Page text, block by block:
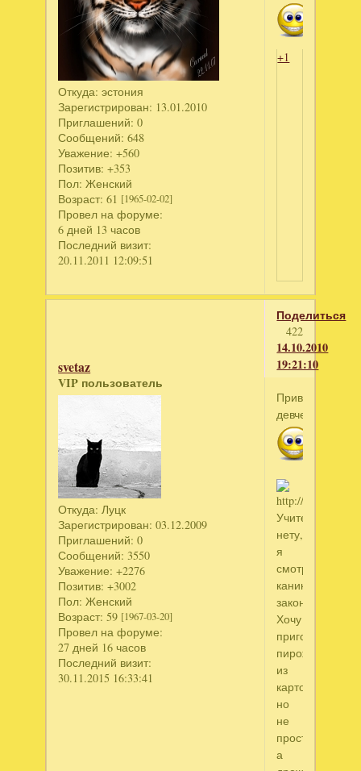
Откуда: эстония
Зарегистрирован: 13.01.2010
Приглашений: 0
Сообщений: 648
Уважение: +560
Позитив: +353
Пол: Женский
Возраст: 61 [1965-02-02]
Провел на форуме:
6 дней 13 часов
Последний визит:
20.11.2011 12:09:51
+1
Поделиться
422
14.10.2010
19:21:10
svetaz
VIP пользователь
Откуда: Луцк
Зарегистрирован: 03.12.2009
Приглашений: 0
Сообщений: 3550
Уважение: +2276
Позитив: +3002
Пол: Женский
Возраст: 59 [1967-03-20]
Провел на форуме:
27 дней 16 часов
Последний визит:
30.11.2015 16:33:41
Привет,
девченки
Учителя
нету,
я
смотрю,
каникулы
закончились.
Хочу
приготовить
пирожки
из
картофеля,
но
не
простые,
а